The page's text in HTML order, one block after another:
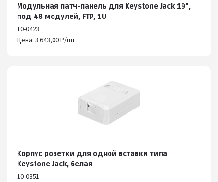
Модульная патч-панель для Keystone Jack 19",
под 48 модулей, FTP, 1U
10-0423
Цена: 3 643,00 Р/шт
Корпус розетки для одной вставки типа
Keystone Jack, белая
10-0351